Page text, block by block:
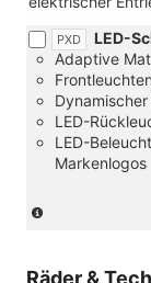
PXD
LED-
Adaptive
LED-
LED-
Markenlogos
mit:
Räder &